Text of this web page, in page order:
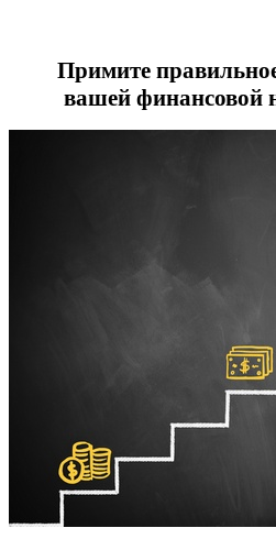
Примите
вашей финансовой